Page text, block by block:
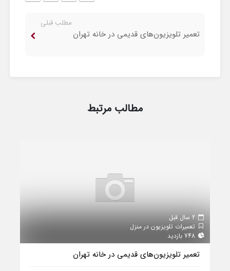
مطلب قبلی
تعمیر تلویزیون‌های قدیمی در خانه تهران
مطالب مرتبط
تعمیرات تلویزیون در منزل
تعمیر تلویزیون‌های قدیمی در خانه تهران